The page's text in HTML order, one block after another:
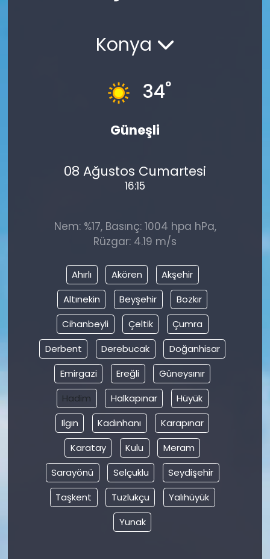
Konya
34°
Güneşli
08 Ağustos Cumartesi
16:15
Nem: %17, Basınç: 1004 hpa hPa,
Rüzgar: 4.19 m/s
Ahırlı Akören
Akşehir
Altınekin
Beyşehir
Bozkır
Cihanbeyli
Çeltik
Çumra
Derbent
Derebucak
Doğanhisar
Emirgazi
Ereğli
Güneysınır
Hadim
Halkapınar
Hüyük
Ilgın
Kadınhanı
Karapınar
Karatay
Kulu
Meram
Sarayönü
Selçuklu
Seydişehir
Taşkent
Tuzlukçu
Yalıhüyük
Yunak